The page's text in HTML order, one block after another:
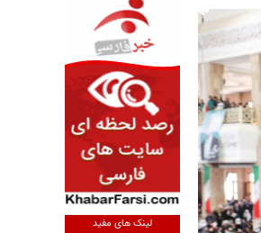
لینک های مفید